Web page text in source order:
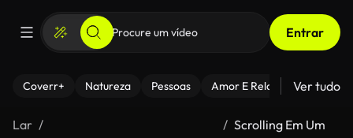
Entrar
Coverr+ Natureza Pessoas Amor E Relacionamentos
Ver tudo
Lar
Scrolling Em Um